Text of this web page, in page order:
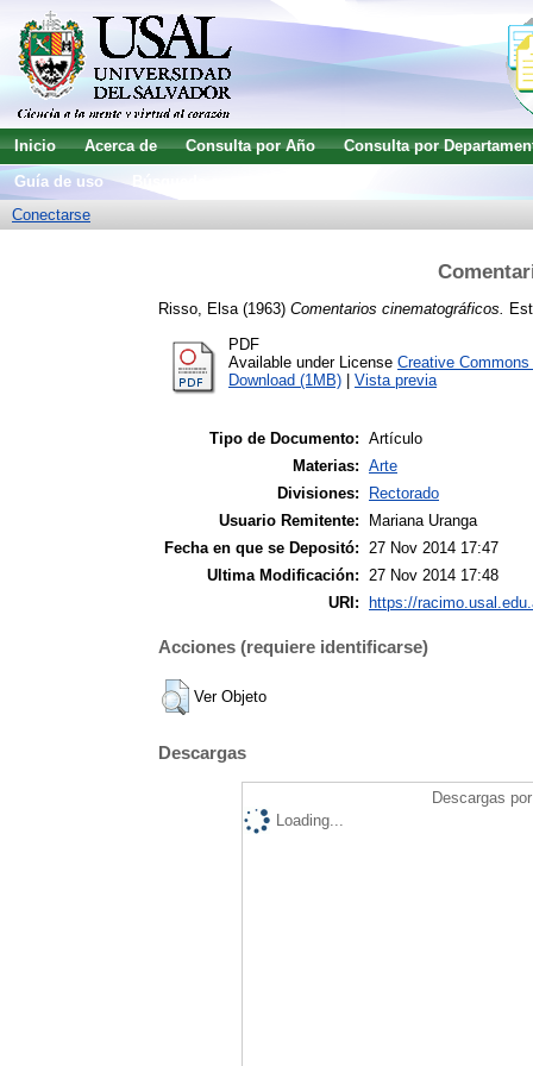
Inicio Acerca de Consulta por Año
Consulta por
Guía de uso
Conectarse
Risso, Elsa (1963) Comentarios cinematográficos.
PDF
Available under License Creative
Download (1MB)
Vista previa
Tipo de Documento: Artículo
Materias: Arte
Divisiones:
Rectorado
Usuario Remitente:
Mariana Uranga
Fecha en que se Depositó: 27 Nov 2014 17:47
Ultima Modificación: 27 Nov 2014 17:48
URI:
https://
Acciones (requiere identificarse)
Ver Objeto
Descargas
Descargas
Loading...